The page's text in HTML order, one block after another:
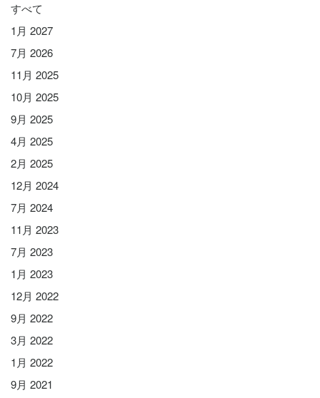
すべて
1月 2027
7月 2026
11月 2025
10月 2025
9月 2025
4月 2025
2月 2025
12月 2024
7月 2024
11月 2023
7月 2023
1月 2023
12月 2022
9月 2022
3月 2022
1月 2022
9月 2021